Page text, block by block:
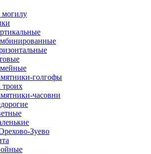
голгофы
троих
часовни
Зуево